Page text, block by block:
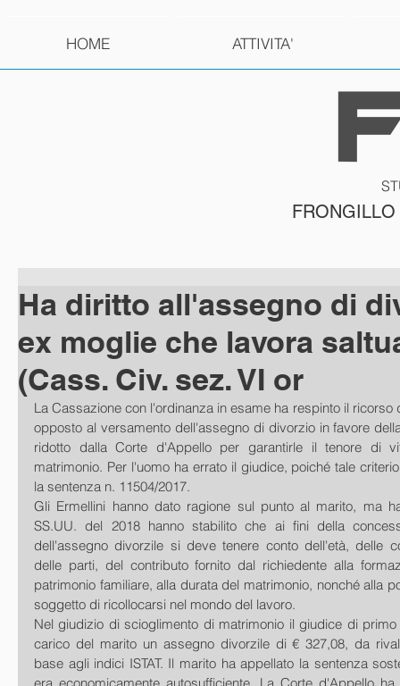
HOME ATTIVITA'
Ha diritto all'assegno di
ex moglie che lavora
(Cass. Civ. sez. VI or
La Cassazione con l'ordinanza in esame ha respinto il ricorso
opposto al versamento dell'assegno di divorzio in favore
ridotto dalla Corte d'Appello per garantirle il tenore di
matrimonio. Per l'uomo ha errato il giudice, poiché tale
la sentenza n. 11504/2017.
Gli Ermellini hanno dato ragione sul punto al marito, ma
SS.UU. del 2018 hanno stabilito che ai fini della
dell'assegno divorzile si deve tenere conto dell'età, delle
delle parti, del contributo fornito dal richiedente alla
patrimonio familiare, alla durata del matrimonio, nonché alla
soggetto di ricollocarsi nel mondo del lavoro.
Nel giudizio di scioglimento di matrimonio il giudice di
carico del marito un assegno divorzile di € 327,08, da
base agli indici ISTAT. Il marito ha appellato la sentenza